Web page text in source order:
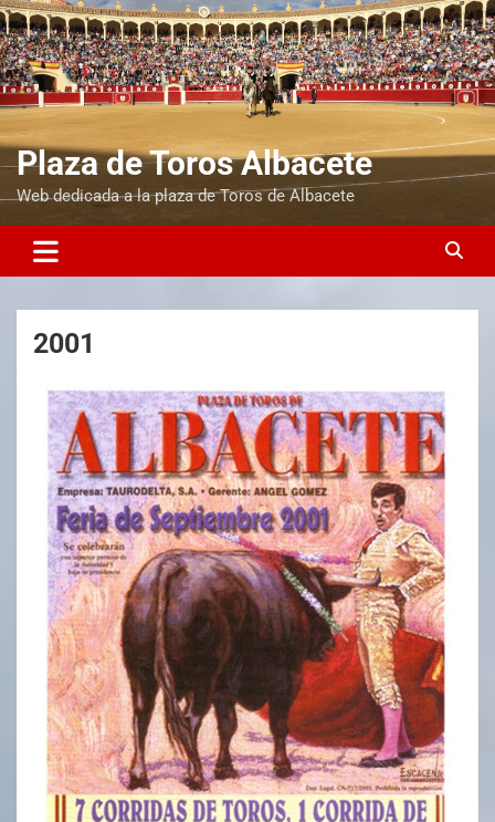
Plaza de Toros Albacete
Web dedicada a la plaza de Toros de Albacete
2001